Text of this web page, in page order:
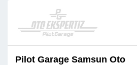
Pilot Garage Samsun Oto